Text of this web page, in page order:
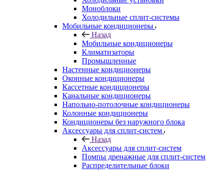
Моноблоки
Холодильные сплит-системы
Мобильные кондиционеры
Назад
Мобильные кондиционеры
Климатизаторы
Промышленные
Настенные кондиционеры
Оконные кондиционеры
Кассетные кондиционеры
Канальные кондиционеры
Напольно-потолочные кондиционеры
Колонные кондиционеры
Кондиционеры без наружного блока
Аксессуары для сплит-систем
Назад
Аксессуары для сплит-систем
Помпы дренажные для сплит-систем
Распределительные блоки